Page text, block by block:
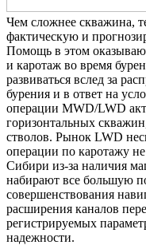
Чем сложнее скважина,
фактическую и
Помощь в этом
и каротаж во время
развиваться вслед за
бурения и в ответ на
операции MWD/LWD
горизонтальных
стволов. Рынок LWD
операции по каротажу
Сибири из-за наличия
набирают все большую
совершенствования
расширения каналов
регистрируемых
надежности.